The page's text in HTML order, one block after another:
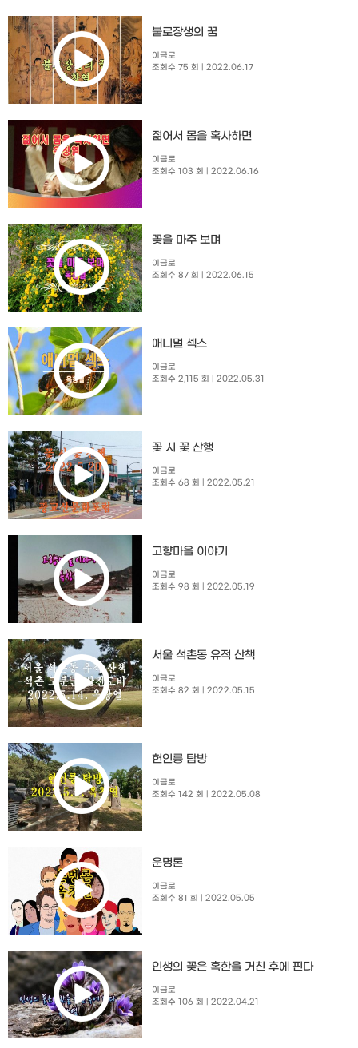
불로장생의 꿈
이금로
조회수 75 회
| 2022.06.17
젊어서 몸을 혹사하면
이금로
조회수 103 회
| 2022.06.16
꽃을 마주 보며
이금로
조회수 87 회
| 2022.06.15
애니멀 섹스
이금로
조회수 2,115 회
| 2022.05.31
꽃 시 꽃 산행
이금로
조회수 68 회
| 2022.05.21
고향마을 이야기
이금로
조회수 98 회
| 2022.05.19
서울 석촌동 유적 산책
이금로
조회수 82 회
| 2022.05.15
헌인릉 탐방
이금로
조회수 142 회
| 2022.05.08
운명론
이금로
조회수 81 회
| 2022.05.05
인생의 꽃은 혹한을 거친 후에 핀다
이금로
조회수 106 회
| 2022.04.21